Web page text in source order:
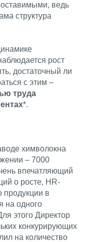
ведь
структура
рост
достаточный ли
с этим –
труда
*.
химволокна
– 7000
впечатляющий
о росте, HR-
продукции в
на одного
этого Директор
конкурирующих
на количество